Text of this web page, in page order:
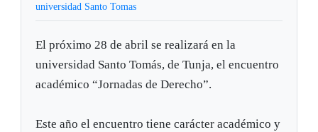
universidad Santo Tomas
El próximo 28 de abril se realizará en la
universidad Santo Tomás, de Tunja, el encuentro
académico “Jornadas de Derecho”.
Este año el encuentro tiene carácter académico y